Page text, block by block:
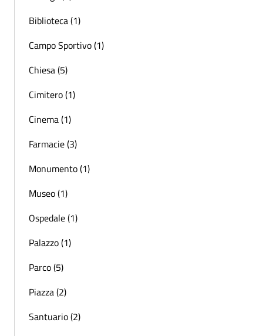
Biblioteca (1)
Campo Sportivo (1)
Chiesa (5)
Cimitero (1)
Cinema (1)
Farmacie (3)
Monumento (1)
Museo (1)
Ospedale (1)
Palazzo (1)
Parco (5)
Piazza (2)
Santuario (2)